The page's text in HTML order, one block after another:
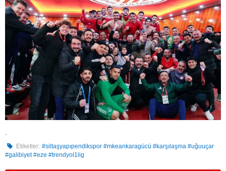
Etiketler: #siltaşyapıpendikspor #mkeankaragücü #karşılaşma #uğuuçar
#galibiyet #eze #trendyol1lig